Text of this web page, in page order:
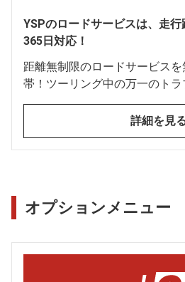
YSPのロードサービスは、走
365日対応！
距離無制限のロードサービス
帯！ツーリング中の万一のトラ
詳細を見
オプションメニュー